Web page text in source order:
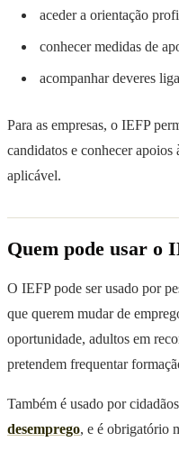
aceder a orientação
conhecer medidas de
acompanhar deveres
Para as empresas, o IEFP
candidatos e conhecer
aplicável.
Quem pode usar o
O IEFP pode ser usado por
que querem mudar de
oportunidade, adultos em
pretendem frequentar
Também é usado por
desemprego, e é obrigatório